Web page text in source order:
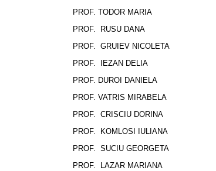
PROF. TODOR MARIA
PROF. RUSU DANA
PROF. GRUIEV NICOLETA
PROF. IEZAN DELIA
PROF. DUROI DANIELA
PROF. VATRIS MIRABELA
PROF. CRISCIU DORINA
PROF. KOMLOSI IULIANA
PROF. SUCIU GEORGETA
PROF. LAZAR MARIANA